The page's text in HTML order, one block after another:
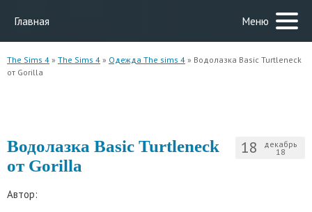
Главная Меню
The Sims 4 » The Sims 4 » Одежда The sims 4 » Водолазка Basic Turtleneck
от Gorilla
18 декабрь
18
Водолазка Basic Turtleneck
от Gorilla
Автор: